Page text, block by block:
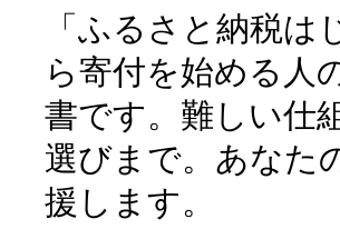
「ふるさと納税
ら寄付を始める人
書です。難しい仕
選びまで。あなた
援します。